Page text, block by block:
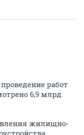
работ
6,9 млрд.
жилищно-